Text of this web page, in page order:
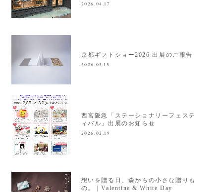
2026.04.17
京都ギフトショー2026 出展のご報告
2026.03.15
西宮阪急「ステーショナリーフェステ
ィバル」出展のお知らせ
2026.02.19
想いを贈る日、森からの小さな贈りも
の。｜Valentine & White Day